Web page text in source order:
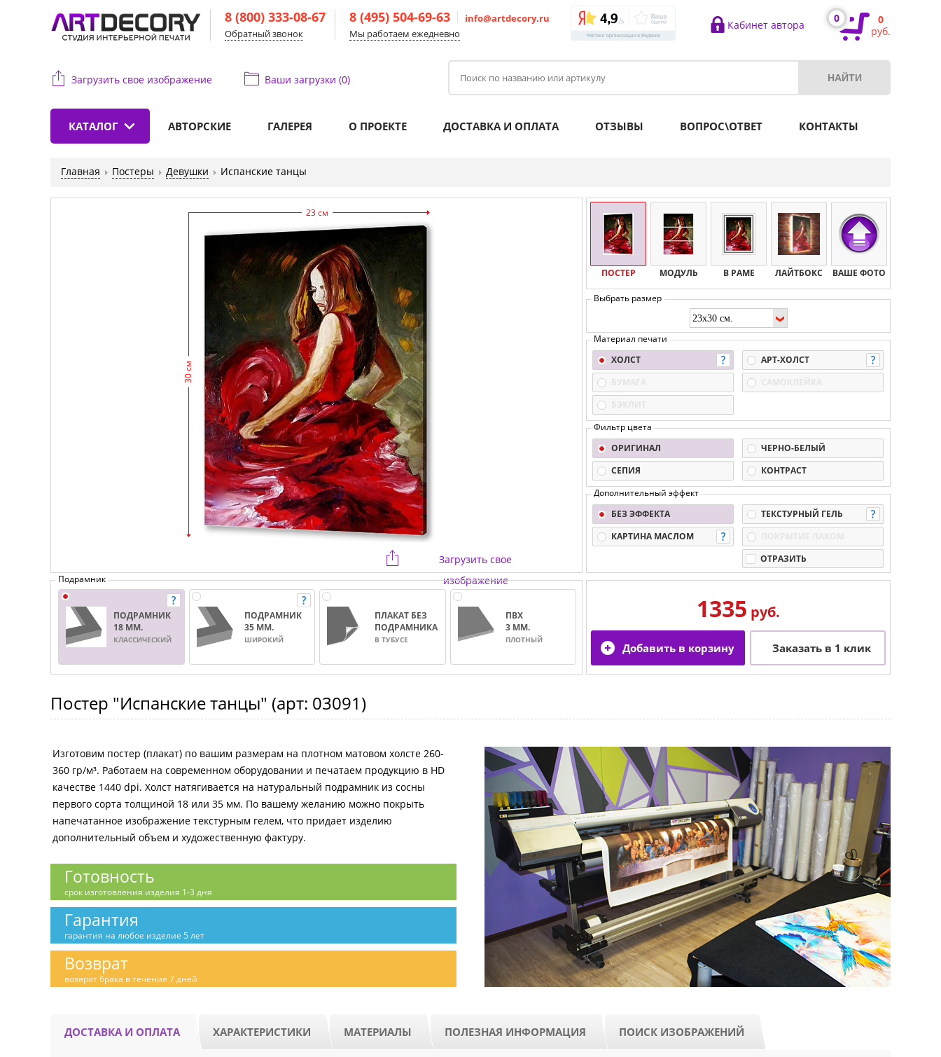
8 (800) 333-08-67
Обратный звонок
8 (495) 504-69-63
info@artdecory.ru
Мы работаем ежедневно
Кабинет автора
0
0
руб.
Загрузить свое изображение Ваши загрузки (0)
КАТАЛОГ АВТОРСКИЕ ГАЛЕРЕЯ О ПРОЕКТЕ ДОСТАВКА И ОПЛАТА ОТЗЫВЫ ВОПРОС\ОТВЕТ КОНТАКТЫ
Главная Постеры Девушки Испанские танцы
23 см
30 см
Загрузить свое
изображение
Подрамник
ПОДРАМНИК
18 ММ.
КЛАССИЧЕСКИЙ
ПОДРАМНИК
35 ММ.
ШИРОКИЙ
ПЛАКАТ БЕЗ
ПОДРАМНИКА
В ТУБУСЕ
ПВХ
3 ММ.
ПЛОТНЫЙ
ПОСТЕР МОДУЛЬ В РАМЕ ЛАЙТБОКС ВАШЕ ФОТО
Выбрать размер
Материал печати
ХОЛСТ
АРТ-ХОЛСТ
Фильтр цвета
ОРИГИНАЛ
ЧЕРНО-БЕЛЫЙ
СЕПИЯ
КОНТРАСТ
Дополнительный эффект
БЕЗ ЭФФЕКТА
ТЕКСТУРНЫЙ ГЕЛЬ
КАРТИНА МАСЛОМ
ОТРАЗИТЬ
1335 руб.
Постер "Испанские танцы" (арт: 03091)
Изготовим постер (плакат) по вашим размерам на плотном матовом холсте 260-
360 гр/м³. Работаем на современном оборудовании и печатаем продукцию в HD
качестве 1440 dpi. Холст натягивается на натуральный подрамник из сосны
первого сорта толщиной 18 или 35 мм. По вашему желанию можно покрыть
напечатанное изображение текстурным гелем, что придает изделию
дополнительный объем и художественную фактуру.
Готовность
срок изготовления изделия 1-3 дня
Гарантия
гарантия на любое изделие 5 лет
Возврат
возврат брака в течение 7 дней
ДОСТАВКА И ОПЛАТА ХАРАКТЕРИСТИКИ МАТЕРИАЛЫ ПОЛЕЗНАЯ ИНФОРМАЦИЯ ПОИСК ИЗОБРАЖЕНИЙ